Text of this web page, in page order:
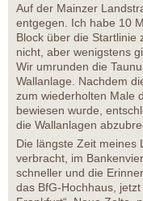
Auf der Mainzer
entgegen. Ich habe 10
Block über die Startlinie
nicht, aber wenigstens
Wir umrunden die
Wallanlage. Nachdem
zum wiederholten Male
bewiesen wurde,
die Wallanlagen
Die längste Zeit meines
verbracht, im
schneller und die
das BfG-Hochhaus,